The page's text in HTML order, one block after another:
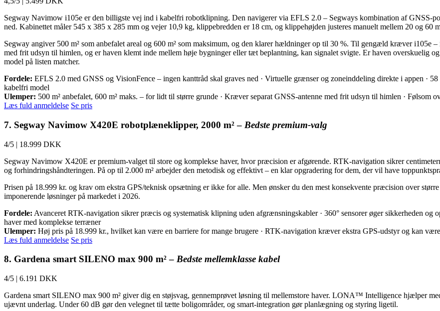
Segway Navimow i105e er den billigste vej ind i kabelfri robotklipning. Den navigerer via EFLS 2.0 – Segways kombination af GNSS-
ned. Kabinettet måler 545 x 385 x 285 mm og vejer 10,9 kg, klippebredden er 18 cm, og klippehøjden justeres manuelt mellem 20 og 60
Segway angiver 500 m² som anbefalet areal og 600 m² som maksimum, og den klarer hældninger op til 30 %. Til gengæld kræver i105e
med frit udsyn til himlen, og er haven klemt inde mellem høje bygninger eller tæt beplantning, kan signalet svigte. Er haven overskuelig
model på listen matcher.
Fordele: EFLS 2.0 med GNSS og VisionFence – ingen kanttråd skal graves ned · Virtuelle grænser og zoneinddeling direkte i appen ·
kabelfri model
Ulemper: 500 m² anbefalet, 600 m² maks. – for lidt til større grunde · Kræver separat GNSS-antenne med frit udsyn til himlen · Følsom
Læs fuld anmeldelse Se pris
7. Segway Navimow X420E robotplæneklipper, 2000 m² – Bedste premium-valg
4/5 | 18.999 DKK
Segway Navimow X420E er premium-valget til store og komplekse haver, hvor præcision er afgørende. RTK-navigation sikrer
og forhindringshåndteringen. På op til 2.000 m² arbejder den metodisk og effektivt – en klar opgradering for dem, der vil have
Prisen på 18.999 kr. og krav om ekstra GPS/teknisk opsætning er ikke for alle. Men ønsker du den mest konsekvente præcision over
imponerende løsninger på markedet i 2026.
Fordele: Avanceret RTK-navigation sikrer præcis og systematisk klipning uden afgrænsningskabler · 360° sensorer øger sikkerheden
haver med komplekse terræner
Ulemper: Høj pris på 18.999 kr., hvilket kan være en barriere for mange brugere · RTK-navigation kræver ekstra GPS-udstyr og kan
Læs fuld anmeldelse Se pris
8. Gardena smart SILENO max 900 m² – Bedste mellemklasse kabel
4/5 | 6.191 DKK
Gardena smart SILENO max 900 m² giver dig en støjsvag, gennemprøvet løsning til mellemstore haver. LONA™ Intelligence hjælper
ujævnt underlag. Under 60 dB gør den velegnet til tætte boligområder, og smart-integration gør planlægning og styring ligetil.